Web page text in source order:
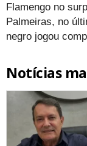
Flamengo no
Palmeiras, no
negro jogou
Notícias